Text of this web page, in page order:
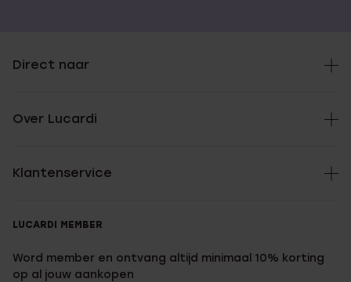
Direct naar
Over Lucardi
Klantenservice
LUCARDI MEMBER
Word member en ontvang altijd minimaal 10% korting
op al jouw aankopen